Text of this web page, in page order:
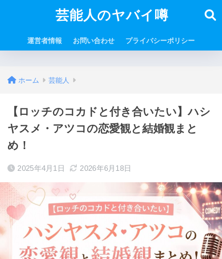
芸能人のヤバイ噂
運営者情報 お問い合わせ プライバシーポリシー
ホーム 芸能人
【ロッチのコカドと付き合いたい】ハシ
ヤスメ・アツコの恋愛観と結婚観まと
め！
2025年4月1日 2026年6月18日